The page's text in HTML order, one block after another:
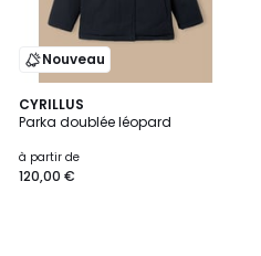
Nouveau
CYRILLUS
Parka doublée léopard
à partir de
120,00 €